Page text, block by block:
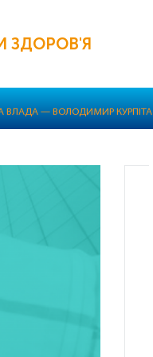
ЗДОРОВ'Я
ВЛАДА — ВОЛОДИМИР КУРПІТА